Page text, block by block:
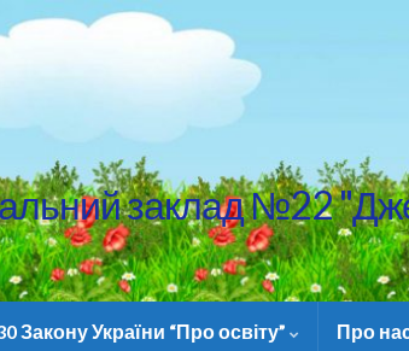
заклад №22
Закону України “Про освіту” Про